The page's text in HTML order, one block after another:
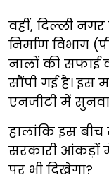
वहीं, दिल्ली
निर्माण विभाग
नालों की सफाई
सौंपी गई है। इस
एनजीटी में
हालांकि इस बीच
सरकारी आंकड़ों
पर भी दिखेगा?